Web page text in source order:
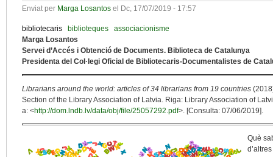
Enviat per Marga Losantos el Dc, 17/07/2019 - 17:57
bibliotecaris biblioteques
associacionisme
Marga Losantos
Servei d’Accés i Obtenció de Documents. Biblioteca de Catalunya
Presidenta del Col·legi Oficial de Bibliotecaris-Documentalistes de
Librarians around the world: articles of 34 librarians from 19 countries
Section of the Library Association of Latvia. Riga: Library Association of
a: <http://dom.lndb.lv/data/obj/file/25057292.pdf>. [Consulta: 07/06/2019].
Què